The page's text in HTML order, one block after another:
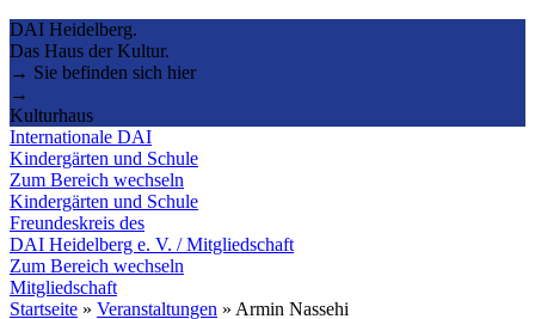
DAI Heidelberg.
Das Haus der Kultur.
→ Sie befinden sich hier
→
Kulturhaus
Internationale DAI
Kindergärten und Schule
Zum Bereich wechseln
Kindergärten und Schule
Freundeskreis des
DAI Heidelberg e. V. / Mitgliedschaft
Zum Bereich wechseln
Mitgliedschaft
Startseite » Veranstaltungen » Armin Nassehi